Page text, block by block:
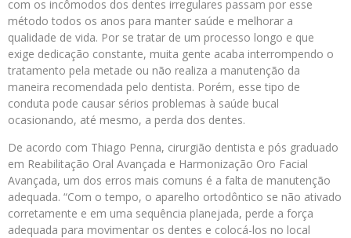
com os incômodos dos dentes irregulares passam por esse
método todos os anos para manter saúde e melhorar a
qualidade de vida. Por se tratar de um processo longo e que
exige dedicação constante, muita gente acaba interrompendo o
tratamento pela metade ou não realiza a manutenção da
maneira recomendada pelo dentista. Porém, esse tipo de
conduta pode causar sérios problemas à saúde bucal
ocasionando, até mesmo, a perda dos dentes.
De acordo com Thiago Penna, cirurgião dentista e pós graduado
em Reabilitação Oral Avançada e Harmonização Oro Facial
Avançada, um dos erros mais comuns é a falta de manutenção
adequada. “Com o tempo, o aparelho ortodôntico se não ativado
corretamente e em uma sequência planejada, perde a força
adequada para movimentar os dentes e colocá-los no local